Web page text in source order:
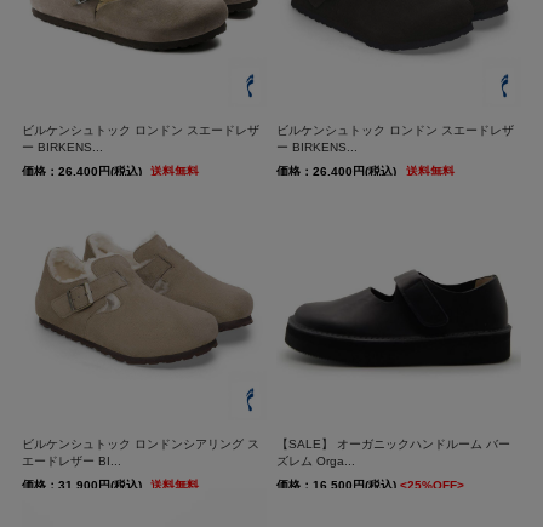
ビルケンシュトック ロンドン スエードレザ
ー BIRKENS...
価格：26,400円(税込)
送料無料
ビルケンシュトック ロンドン スエードレザ
ー BIRKENS...
価格：26,400円(税込)
送料無料
ビルケンシュトック ロンドンシアリング ス
エードレザー BI...
価格：31,900円(税込)
送料無料
【SALE】 オーガニックハンドルーム バー
ズレム Orga...
価格：16,500円(税込)<25%OFF>